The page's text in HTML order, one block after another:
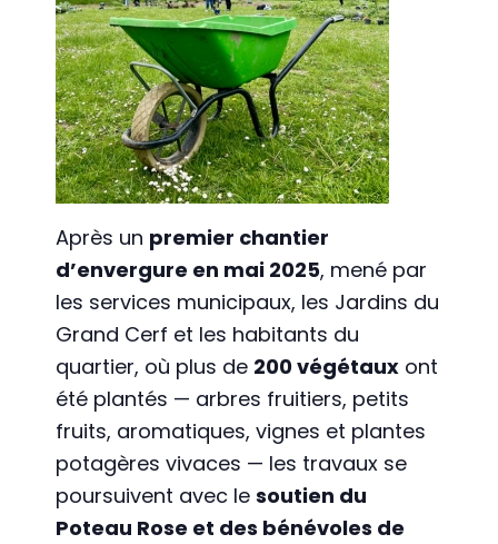
Après un premier chantier
d’envergure en mai 2025, mené par
les services municipaux, les Jardins du
Grand Cerf et les habitants du
quartier, où plus de 200 végétaux ont
été plantés — arbres fruitiers, petits
fruits, aromatiques, vignes et plantes
potagères vivaces — les travaux se
poursuivent avec le soutien du
Poteau Rose et des bénévoles de